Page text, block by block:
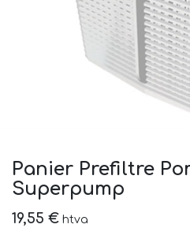
Panier Prefiltre
Superpump
19,55 € htva